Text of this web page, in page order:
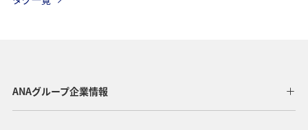
趣味 ニューヨーク 旅アト 関東・甲信越地方
ANAグループ企業情報